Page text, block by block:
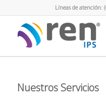
Líneas de atención:
Nuestros Servicios